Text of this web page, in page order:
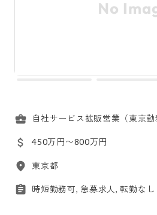
自社サービス拡販営業（東京勤
450万円〜800万円
東京都
時短勤務可, 急募求人, 転勤なし